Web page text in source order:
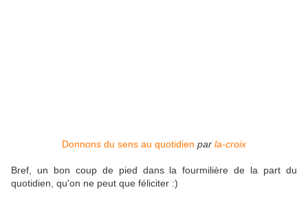
Donnons du sens au quotidien par la-croix
Bref, un bon coup de pied dans la fourmilière de la part du
quotidien, qu'on ne peut que féliciter :)